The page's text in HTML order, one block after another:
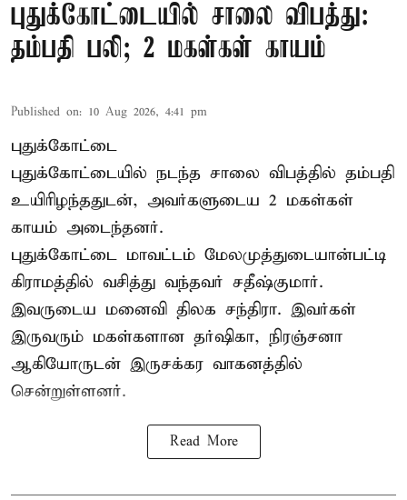
புதுக்கோட்டையில் சாலை விபத்து:
தம்பதி பலி; 2 மகள்கள் காயம்
Published on: 10 Aug 2026, 4:41 pm
புதுக்கோட்டை
புதுக்கோட்டையில் நடந்த சாலை விபத்தில் தம்பதி
உயிரிழந்ததுடன், அவர்களுடைய 2 மகள்கள்
காயம் அடைந்தனர்.
புதுக்கோட்டை மாவட்டம் மேலமுத்துடையான்பட்டி
கிராமத்தில் வசித்து வந்தவர் சதீஷ்குமார்.
இவருடைய மனைவி திலக சந்திரா. இவர்கள்
இருவரும் மகள்களான தர்ஷிகா, நிரஞ்சனா
ஆகியோருடன் இருசக்கர வாகனத்தில்
சென்றுள்ளனர்.
Read More